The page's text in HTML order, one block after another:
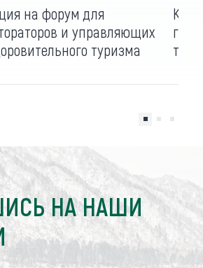
на форум для
и управляющих
туризма
Как
НА НАШИ